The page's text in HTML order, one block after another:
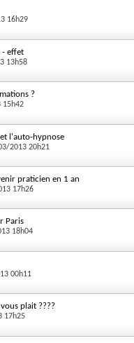
16h29
- effet
13h58
?
15h42
l'auto-hypnose
2013 20h21
praticien en 1 an
17h26
Paris
18h04
00h11
plait ????
17h25